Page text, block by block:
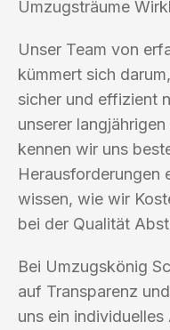
Umzugsträume
Unser Team von
kümmert sich
sicher und effizient
unserer
kennen wir uns
Herausforderungen
wissen, wie wir
bei der Qualität
Bei Umzugskönig
auf Transparenz
uns ein